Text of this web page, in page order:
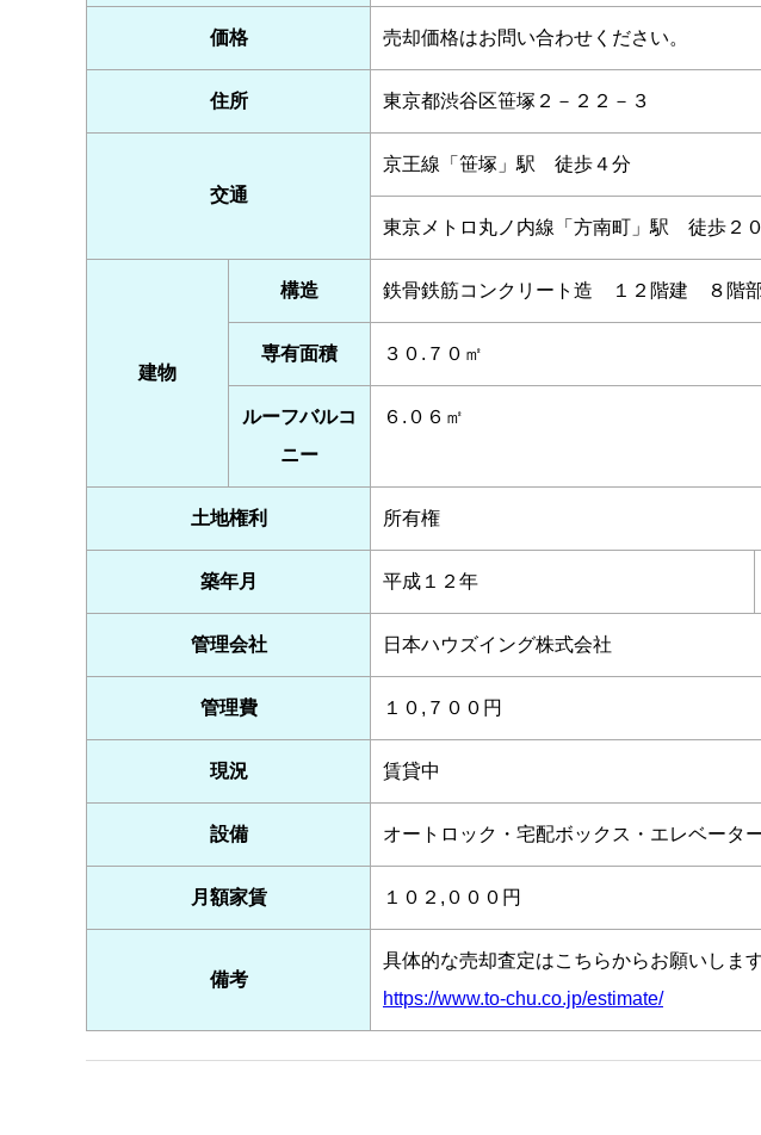
価格 売却価格はお問い合わせください。
住所 東京都渋谷区笹塚２－２２－３
交通
京王線「笹塚」駅 徒歩４分
東京メトロ丸ノ内線「方南町」駅 徒歩２
建物
構造 鉄骨鉄筋コンクリート造 １２階建 ８階
専有面積 ３０.７０㎡
ルーフバルコ
ニー
６.０６㎡
土地権利 所有権
築年月 平成１２年
管理会社 日本ハウズイング株式会社
管理費 １０,７００円
現況 賃貸中
設備 オートロック・宅配ボックス・エレベータ
月額家賃 １０２,０００円
備考
具体的な売却査定はこちらからお願いします
https://www.to-chu.co.jp/estimate/